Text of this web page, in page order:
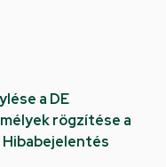
a DE
rögzítése a
Hibabejelentés